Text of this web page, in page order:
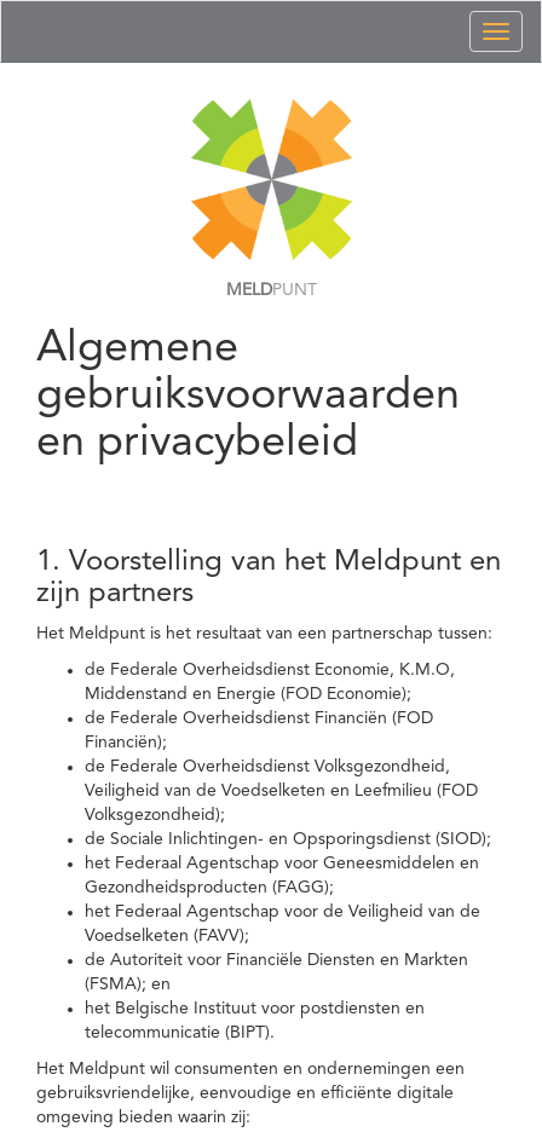
MELDPUNT
Algemene
gebruiksvoorwaarden
en privacybeleid
1. Voorstelling van het Meldpunt en
zijn partners
Het Meldpunt is het resultaat van een partnerschap tussen:
de Federale Overheidsdienst Economie, K.M.O,
Middenstand en Energie (FOD Economie);
de Federale Overheidsdienst Financiën (FOD
Financiën);
de Federale Overheidsdienst Volksgezondheid,
Veiligheid van de Voedselketen en Leefmilieu (FOD
Volksgezondheid);
de Sociale Inlichtingen- en Opsporingsdienst (SIOD);
het Federaal Agentschap voor Geneesmiddelen en
Gezondheidsproducten (FAGG);
het Federaal Agentschap voor de Veiligheid van de
Voedselketen (FAVV);
de Autoriteit voor Financiële Diensten en Markten
(FSMA); en
het Belgische Instituut voor postdiensten en
telecommunicatie (BIPT).
Het Meldpunt wil consumenten en ondernemingen een
gebruiksvriendelijke, eenvoudige en efficiënte digitale
omgeving bieden waarin zij: